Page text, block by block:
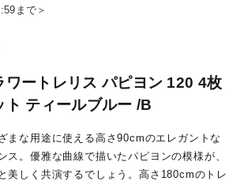
まで＞
ワートレリス パピヨン 120 4枚
ト ティールブルー /B
まな用途に使える高さ90cmのエレガントな
ス。優雅な曲線で描いたパピヨンの模様が、
美しく共演するでしょう。高さ180cmのトレ